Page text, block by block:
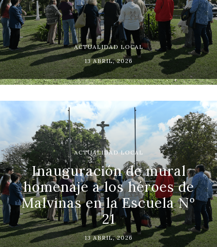
ACTUALIDAD LOCAL
13 ABRIL, 2026
ACTUALIDAD LOCAL
Inauguración de mural
homenaje a los héroes de
Malvinas en la Escuela Nº
21
13 ABRIL, 2026